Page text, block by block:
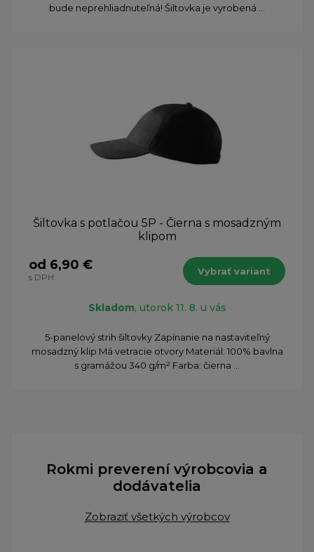
bude neprehliadnuteľná! Šiltovka je vyrobená ...
Šiltovka s potlačou 5P - Čierna s mosadzným
klipom
od 6,90 €
s DPH
Vybrať variant
Skladom, utorok 11. 8. u vás
5-panelový strih šiltovky Zapínanie na nastaviteľný
mosadzný klip Má vetracie otvory Materiál: 100% bavlna
s gramážou 340 g/m² Farba: čierna ...
Rokmi preverení výrobcovia a
dodávatelia
Zobraziť všetkých výrobcov